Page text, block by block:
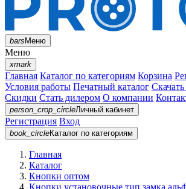
barsМеню
Меню
xmark
Главная Каталог по категориям Корзина
Условия работы Печатный каталог
Скидки Стать дилером О компании
person_crop_circleЛичный кабинет
Регистрация Вход
book_circleКаталог по категориям
Главная
Каталог
Кнопки оптом
Кнопки установочные тип замка